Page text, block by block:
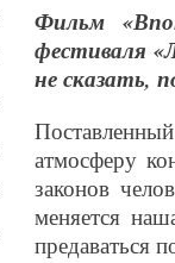
Фильм
фестиваля
не сказать,
атмосферу
законов
меняется
предаваться